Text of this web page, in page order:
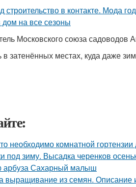
Московского союза садоводов
в затенённых местах, куда даже
необходимо комнатной гортензии
под зиму. Высадка черенков
арбуза Сахарный малыш
из семян. Описание